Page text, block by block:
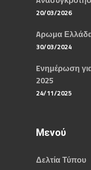
20/03/2026
Aρωμα
30/03/2024
Eνημέρωση
2025
24/11/2025
Μενού
Δελτία Τύπου